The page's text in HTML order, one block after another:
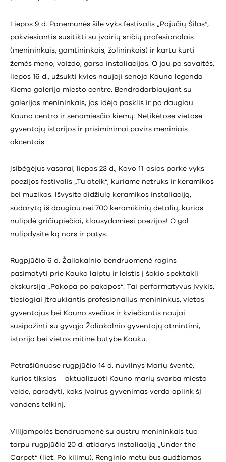
Liepos 9 d. Panemunės šile vyks festivalis „Pojūčių Šilas“,
pakviesiantis susitikti su įvairių sričių profesionalais
(menininkais, gamtininkais, žolininkais) ir kartu kurti
žemės meno, vaizdo, garso instaliacijas. O jau po savaitės,
liepos 16 d., užsukti kvies naujoji senojo Kauno legenda –
Kiemo galerija miesto centre. Bendradarbiaujant su
galerijos menininkais, jos idėja pasklis ir po daugiau
Kauno centro ir senamiesčio kiemų. Netikėtose vietose
gyventojų istorijos ir prisiminimai pavirs meniniais
akcentais.
Įsibėgėjus vasarai, liepos 23 d., Kovo 11-osios parke vyks
poezijos festivalis „Tu ateik“, kuriame netruks ir keramikos
bei muzikos. Išvysite didžiulę keramikos instaliaciją,
sudarytą iš daugiau nei 700 keramikinių detalių, kurias
nulipdė gričiupiečiai, klausydamiesi poezijos! O gal
nulipdysite ką nors ir patys.
Rugpjūčio 6 d. Žaliakalnio bendruomenė ragins
pasimatyti prie Kauko laiptų ir leistis į šokio spektaklį-
ekskursiją „Pakopa po pakopos“. Tai performatyvus įvykis,
tiesiogiai įtraukiantis profesionalius menininkus, vietos
gyventojus bei Kauno svečius ir kviečiantis naujai
susipažinti su gyvąja Žaliakalnio gyventojų atmintimi,
istorija bei vietos mitine būtybe Kauku.
Petrašiūnuose rugpjūčio 14 d. nuvilnys Marių šventė,
kurios tikslas – aktualizuoti Kauno marių svarbą miesto
veide, parodyti, koks įvairus gyvenimas verda aplink šį
vandens telkinį.
Vilijampolės bendruomenė su austrų menininkais tuo
tarpu rugpjūčio 20 d. atidarys instaliaciją „Under the
Carpet“ (liet. Po kilimu). Renginio metu bus audžiamas